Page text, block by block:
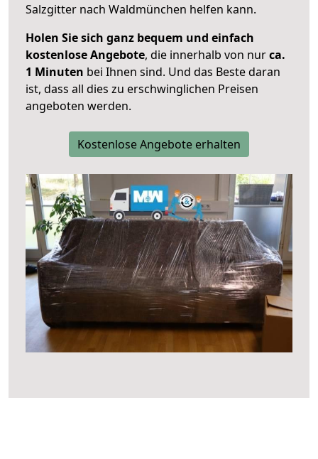
Salzgitter nach Waldmünchen helfen kann.
Holen Sie sich ganz bequem und einfach
kostenlose Angebote, die innerhalb von nurca.
1 Minuten bei Ihnen sind. Und das Beste daran
ist, dass all dies zu erschwinglichen Preisen
angeboten werden.
Kostenlose Angebote erhalten